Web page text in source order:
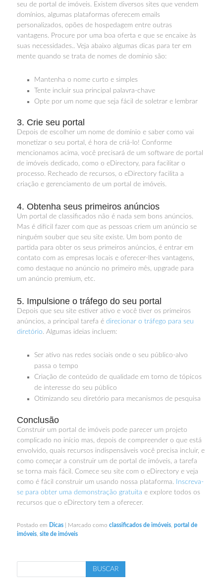
seu de portal de imóveis. Existem diversos sites que vendem
domínios, algumas plataformas oferecem emails
personalizados, opões de hospedagem entre outras
vantagens. Procure por uma boa oferta e que se encaixe às
suas necessidades.. Veja abaixo algumas dicas para ter em
mente quando se trata de nomes de domínio são:
Mantenha o nome curto e simples
Tente incluir sua principal palavra-chave
Opte por um nome que seja fácil de soletrar e lembrar
3. Crie seu portal
Depois de escolher um nome de domínio e saber como vai
monetizar o seu portal, é hora de criá-lo! Conforme
mencionamos acima, você precisará de um software de portal
de imóveis dedicado, como o eDirectory, para facilitar o
processo. Recheado de recursos, o eDirectory facilita a
criação e gerenciamento de um portal de imóveis.
4. Obtenha seus primeiros anúncios
Um portal de classificados não é nada sem bons anúncios.
Mas é difícil fazer com que as pessoas criem um anúncio se
ninguém souber que seu site existe. Um bom ponto de
partida para obter os seus primeiros anúncios, é entrar em
contato com as empresas locais e oferecer-lhes vantagens,
como destaque no anúncio no primeiro mês, upgrade para
um anúncio premium, etc.
5. Impulsione o tráfego do seu portal
Depois que seu site estiver ativo e você tiver os primeiros
anúncios, a principal tarefa édirecionar o tráfego para seu
diretório. Algumas ideias incluem:
Ser ativo nas redes sociais onde o seu público-alvo
passa o tempo
Criação de conteúdo de qualidade em torno de tópicos
de interesse do seu público
Otimizando seu diretório para mecanismos de pesquisa
Conclusão
Construir um portal de imóveis pode parecer um projeto
complicado no início mas, depois de compreender o que está
envolvido, quais recursos indispensáveis você precisa incluir, e
como começar a construir um de portal de imóveis, a tarefa
se torna mais fácil. Comece seu site com o eDirectory e veja
como é fácil construir um usando nossa plataforma.
Inscreva-
se para obter uma demonstração gratuita e explore todos os
recursos que o eDirectory tem a oferecer.
Postado em Dicas Marcado como classificados de imóveis ,portal de
imóveis ,site de imóveis